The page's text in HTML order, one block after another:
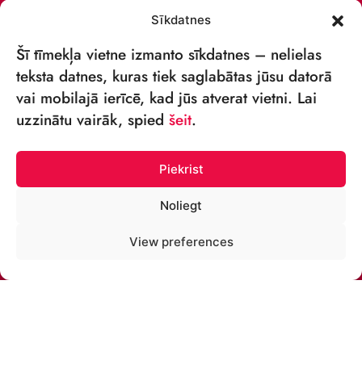
Sīkdatnes
Šī tīmekļa vietne izmanto sīkdatnes – nelielas
teksta datnes, kuras tiek saglabātas jūsu datorā
vai mobilajā ierīcē, kad jūs atverat vietni. Lai
uzzinātu vairāk, spied šeit.
Piekrist
Noliegt
View preferences
VSIA „RĪGAS CIRKS”
Merķeļa iela 4,
Rīga, LV-1050, Latvija
Reģ. Nr.: 40003027789
TĀLRUNIS: